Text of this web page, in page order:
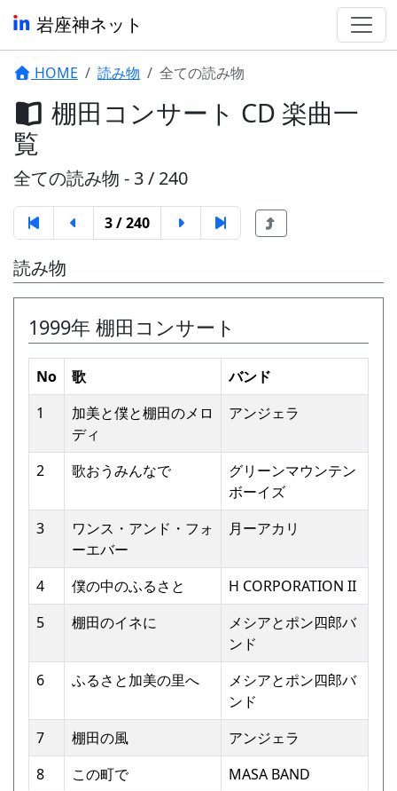
岩座神ネット
HOME 読み物 全ての読み物
棚田コンサート CD 楽曲一
覧
全ての読み物 - 3 / 240
3 / 240
読み物
1999年 棚田コンサート
No 歌
バンド
1
加美と僕と棚⽥のメロ
ディ
アンジェラ
2 歌おうみんなで
グリーンマウンテン
ボーイズ
3
ワンス・アンド・フォ
ーエバー
⽉ーアカリ
4 僕の中のふるさと
H CORPORATION II
5
棚⽥のイネに
メシアとポン四郎バ
ンド
6
ふるさと加美の⾥へ
メシアとポン四郎バ
ンド
7
棚⽥の⾵
アンジェラ
8
この町で
MASA BAND